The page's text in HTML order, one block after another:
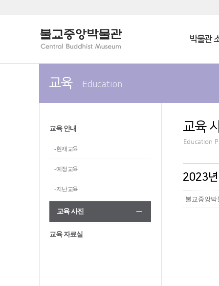
박물관
교육 Education
교육 안내
- 현재 교육
- 예정 교육
- 지난 교육
교육 사진
교육 자료실
교육
Education
2023년
불교중앙박